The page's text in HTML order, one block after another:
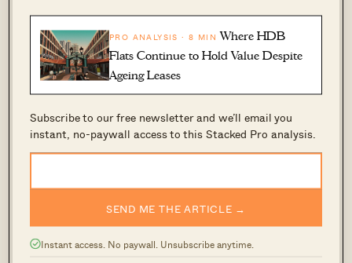
PRO ANALYSIS · 8 MIN Where HDB
Flats Continue to Hold Value Despite
Ageing Leases
Subscribe to our free newsletter and we’ll email you
instant, no-paywall access to this Stacked Pro analysis.
SEND ME THE ARTICLE →
Instant access. No paywall. Unsubscribe anytime.
另一项目为位于靠近 Legoland Malaysia 的
Gelang Patah 的 Tropicana Uplands。距
Singapore 车程约 1 小时，这一占地 244 英亩的
混合用途开发涵盖有地住宅与高层住宅，并配置商
业组件，周边有 Educity Iskandar 与 Legoland。
间跨境往来增长所带来的机遇，随着 Johor Bahru
Rapid Transit System（RTS）预计于 2027 年开
始营运，区域活力有望进一步提升。